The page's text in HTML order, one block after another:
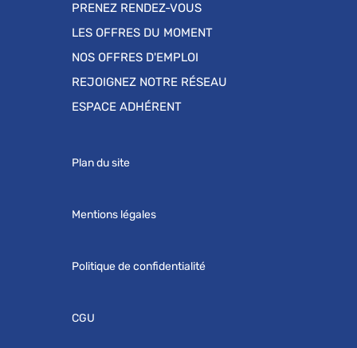
PRENEZ RENDEZ-VOUS
LES OFFRES DU MOMENT
NOS OFFRES D'EMPLOI
REJOIGNEZ NOTRE RÉSEAU
ESPACE ADHÉRENT
Plan du site
Mentions légales
Politique de confidentialité
CGU